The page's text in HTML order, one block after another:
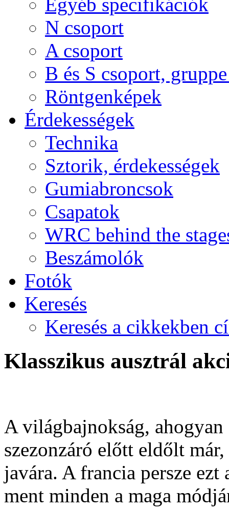
N csoport
A csoport
B és S csoport,
Röntgenképek
Érdekességek
Technika
Sztorik, érdekességek
Gumiabroncsok
Csapatok
WRC behind the
Beszámolók
Fotók
Keresés
Keresés a cikkekben
Klasszikus ausztrál
A világbajnokság,
szezonzáró előtt eldőlt
javára. A francia persze ezt
ment minden a maga